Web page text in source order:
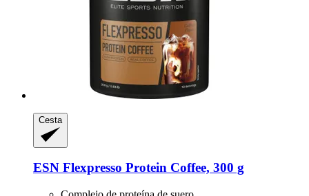
Cesta
ESN Flexpresso Protein Coffee, 300 g